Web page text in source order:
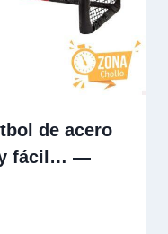
de acero
y fácil… —